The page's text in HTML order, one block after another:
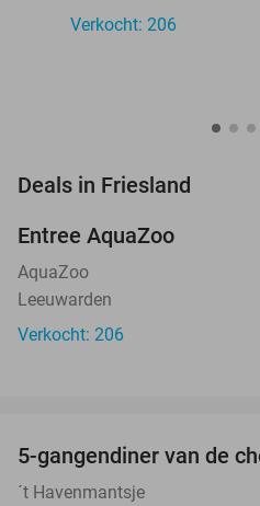
Verkocht: 206
Deals in Friesland
TODAY
Entree AquaZoo
AquaZoo
Leeuwarden
Verkocht: 206
5-gangendiner van de
´t Havenmantsje